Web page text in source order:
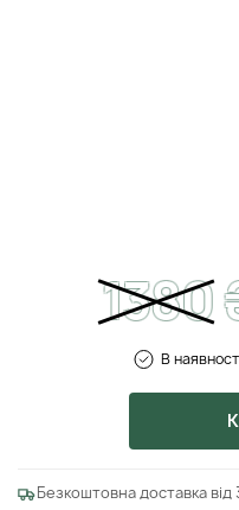
1380
В
Безкоштовна доставка від